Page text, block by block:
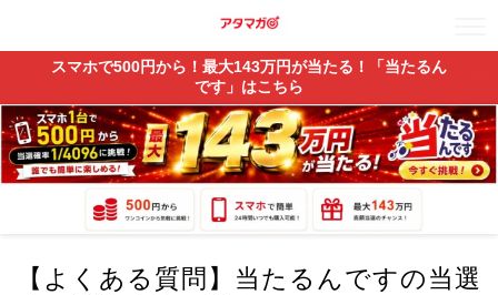
スマホで500円から！最大143万円が当たる！「当たるん
です」はこちら
【よくある質問】当たるんですの当選